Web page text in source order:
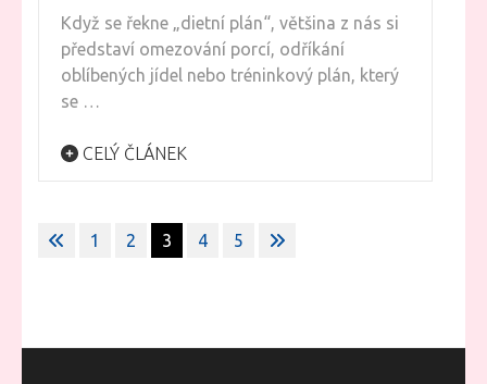
Když se řekne „dietní plán“, většina z nás si
představí omezování porcí, odříkání
oblíbených jídel nebo tréninkový plán, který
se …
CELÝ ČLÁNEK
Stránkování
příspěvků
1 2 3 4 5